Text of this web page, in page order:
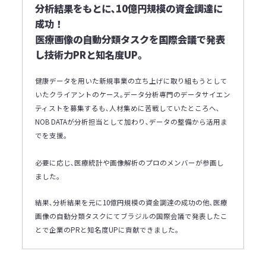
分析結果をもとに､10億円規模の資金調達に
成功！
医療画像の自動分類タスクを国際会議で発表
し技術力PRと知名度UP｡
健康データを用いた新規事業の立ち上げに取り組もうとして
いたクライアントのケース｡データ分析専門のデータサイエン
ティストを募集するも､人材集めに苦戦していたところへ､
NOB DATAが分析担当として加わり､データの整備から活用ま
でを支援｡
必要に応じ､医療統計や画像解析のプロのメンバーが参画し
ました｡
結果､分析結果を元に10億円規模の資金調達の成功の他､医療
画像の自動分類タスクにてブラジルの国際会議で発表したこ
とで企業のPRと知名度UPに貢献できました｡